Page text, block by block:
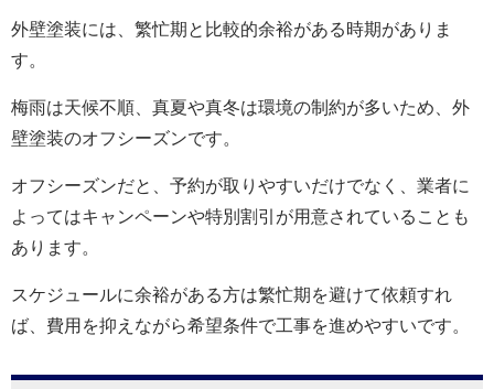
外壁塗装には、繁忙期と比較的余裕がある時期がありま
す。
梅雨は天候不順、真夏や真冬は環境の制約が多いため、外
壁塗装のオフシーズンです。
オフシーズンだと、予約が取りやすいだけでなく、業者に
よってはキャンペーンや特別割引が用意されていることも
あります。
スケジュールに余裕がある方は繁忙期を避けて依頼すれ
ば、費用を抑えながら希望条件で工事を進めやすいです。